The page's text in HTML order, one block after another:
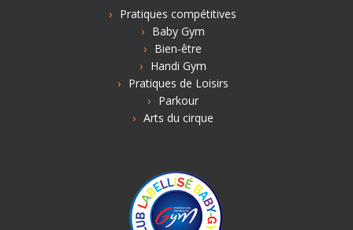
Pratiques compétitives
Baby Gym
Bien-être
Handi Gym
Pratiques de Loisirs
Parkour
Arts du cirque